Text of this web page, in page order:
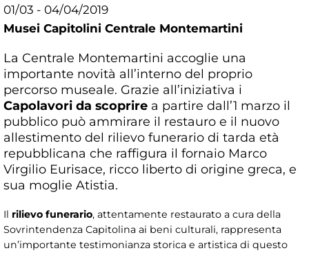
01/03 - 04/04/2019
Musei Capitolini Centrale Montemartini
La Centrale Montemartini accoglie una
importante novità all’interno del proprio
percorso museale. Grazie all’iniziativa i
Capolavori da scoprire a partire dall’1 marzo il
pubblico può ammirare il restauro e il nuovo
allestimento del rilievo funerario di tarda età
repubblicana che raffigura il fornaio Marco
Virgilio Eurisace, ricco liberto di origine greca, e
sua moglie Atistia.
Il rilievo funerario, attentamente restaurato a cura della
Sovrintendenza Capitolina ai beni culturali, rappresenta
un’importante testimonianza storica e artistica di questo